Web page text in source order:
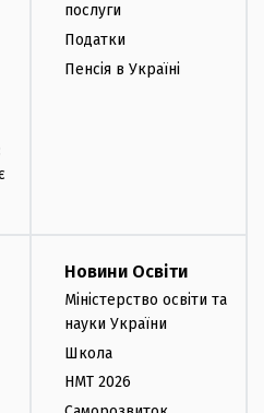
послуги
Податки
Пенсія в Україні
Новини Освіти
Міністерство освіти та
науки України
Школа
НМТ 2026